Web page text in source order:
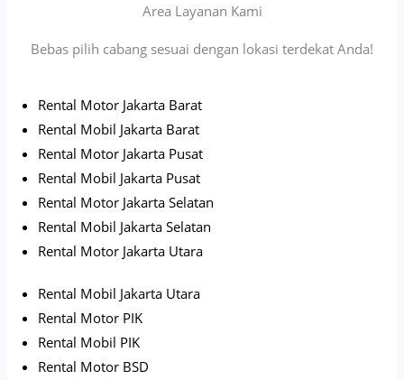
Area Layanan Kami
Bebas pilih cabang sesuai dengan lokasi terdekat Anda!
Rental Motor Jakarta Barat
Rental Mobil Jakarta Barat
Rental Motor Jakarta Pusat
Rental Mobil Jakarta Pusat
Rental Motor Jakarta Selatan
Rental Mobil Jakarta Selatan
Rental Motor Jakarta Utara
Rental Mobil Jakarta Utara
Rental Motor PIK
Rental Mobil PIK
Rental Motor BSD